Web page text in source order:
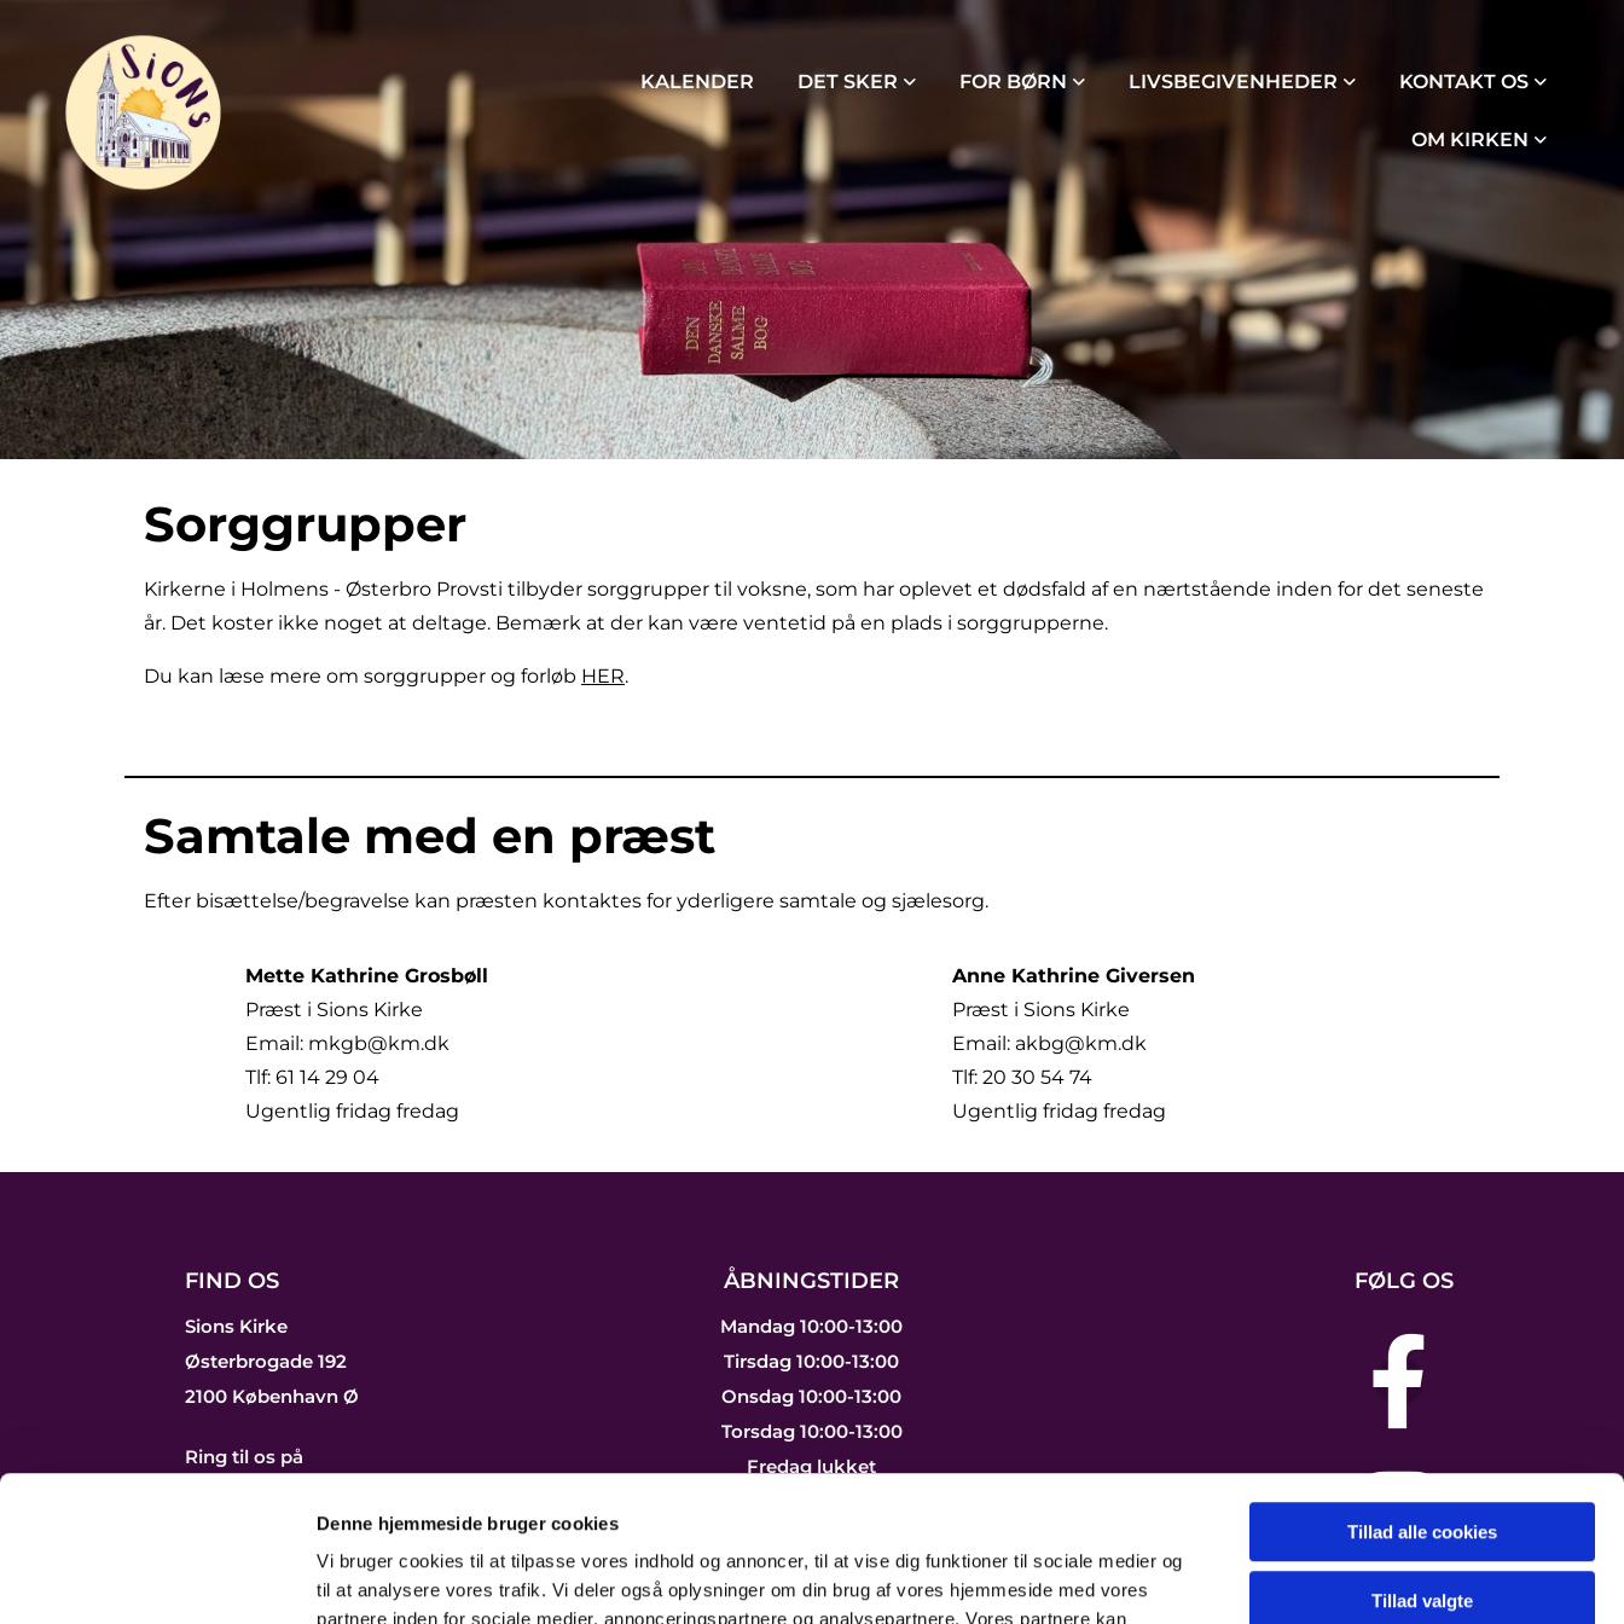
Denne hjemmeside bruger cookies
Vi bruger cookies til at tilpasse vores indhold og annoncer, til at vise dig funktioner til sociale medier og
til at analysere vores trafik. Vi deler også oplysninger om din brug af vores hjemmeside med vores
partnere inden for sociale medier, annonceringspartnere og analysepartnere. Vores partnere kan
Tillad alle cookies
Tillad valgte
KALENDER DET SKER FOR BØRN LIVSBEGIVENHEDER KONTAKT OS
OM KIRKEN
Sorggrupper
Kirkerne i Holmens - Østerbro Provsti tilbyder sorggrupper til voksne, som har oplevet et dødsfald af en nærtstående inden for det seneste
år. Det koster ikke noget at deltage. Bemærk at der kan være ventetid på en plads i sorggrupperne.
Du kan læse mere om sorggrupper og forløb HER.
Samtale med en præst
Efter bisættelse/begravelse kan præsten kontaktes for yderligere samtale og sjælesorg.
Mette Kathrine Grosbøll
Præst i Sions Kirke
Email: mkgb@km.dk
Tlf: 61 14 29 04
Ugentlig fridag fredag
Anne Kathrine Giversen
Præst i Sions Kirke
Email: akbg@km.dk
Tlf: 20 30 54 74
Ugentlig fridag fredag
FIND OS
Sions Kirke
Østerbrogade 192
2100 København Ø
Ring til os på
39 29 25 06
Send os en mail
ÅBNINGSTIDER
Mandag 10:00-13:00
Tirsdag 10:00-13:00
Onsdag 10:00-13:00
Torsdag 10:00-13:00
Fredag lukket
FØLG OS